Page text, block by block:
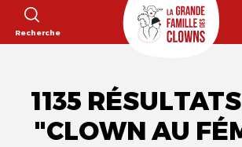
Recherche
1135
"CLOWN AU